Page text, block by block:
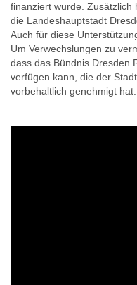
finanziert wurde. Zusätzlich
die Landeshauptstadt
Auch für diese
Um Verwechslungen zu
dass das Bündnis
verfügen kann, die der
vorbehaltlich genehmigt hat.